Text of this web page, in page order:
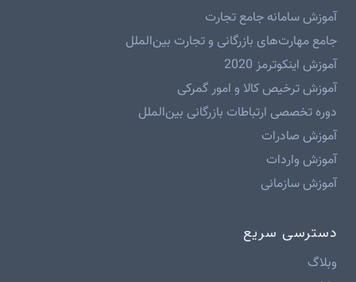
آموزش سامانه جامع تجارت
جامع مهارت‌های بازرگانی و تجارت بین‌الملل
آموزش اینکوترمز 2020
آموزش ترخیص کالا و امور گمرکی
دوره تخصصی ارتباطات بازرگانی بین‌الملل
آموزش صادرات
آموزش واردات
آموزش سازمانی
دسترسی سریع
وبلاگ